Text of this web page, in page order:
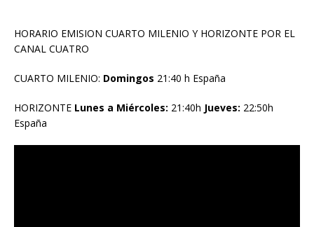
HORARIO EMISION CUARTO MILENIO Y HORIZONTE POR EL
CANAL CUATRO
CUARTO MILENIO: Domingos 21:40 h España
HORIZONTE Lunes a Miércoles: 21:40h Jueves: 22:50h
España